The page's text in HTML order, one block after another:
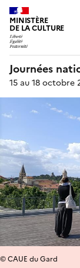
MINISTÈRE
DE LA CULTURE
Journées
15 au 18 octobre
© CAUE du Gard